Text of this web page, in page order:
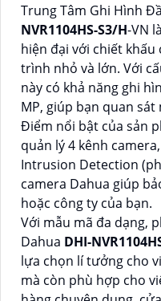
Trung Tâm Ghi Hình
NVR1104HS-S3/H-VN
hiện đại với chiết
trình nhỏ và lớn. Với
này có khả năng ghi
MP, giúp bạn quan
Điểm nổi bật của sản
quản lý 4 kênh
Intrusion Detection
camera Dahua giúp
hoặc công ty của bạn.
Với mẫu mã đa dạng,
Dahua DHI-
lựa chọn lí tưởng cho
mà còn phù hợp cho